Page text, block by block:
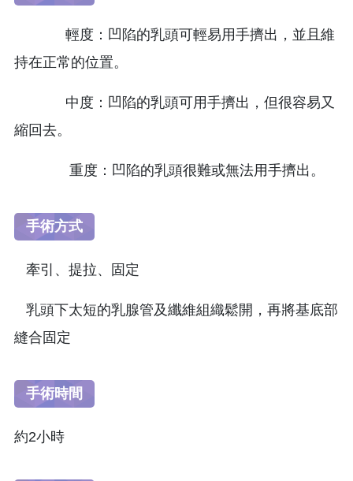
輕度：凹陷的乳頭可輕易用手擠出，並且維
持在正常的位置。
中度：凹陷的乳頭可用手擠出，但很容易又
縮回去。
重度：凹陷的乳頭很難或無法用手擠出。
手術方式
牽引、提拉、固定
乳頭下太短的乳腺管及纖維組織鬆開，再將基底部
縫合固定
手術時間
約2小時